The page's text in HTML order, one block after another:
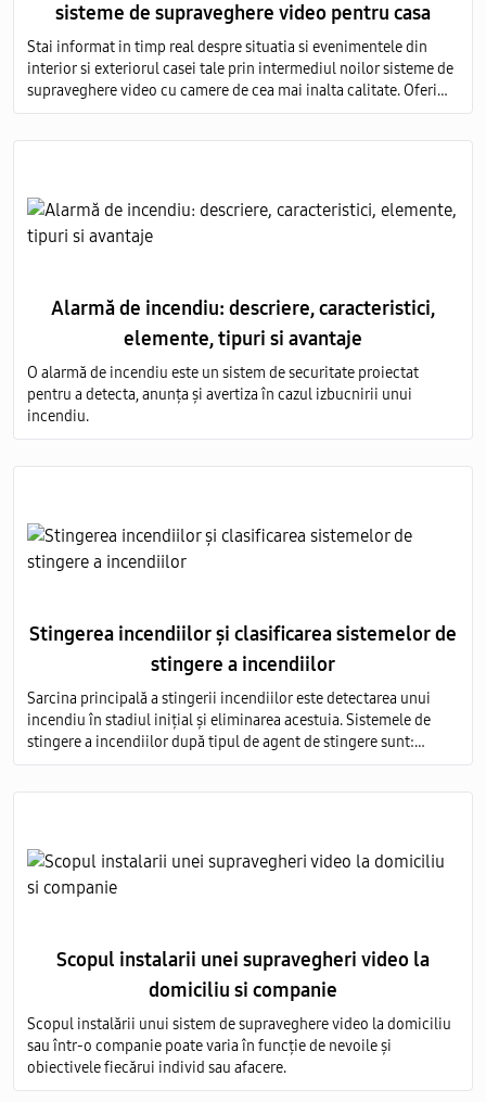
sisteme de supraveghere video pentru casa
Stai informat in timp real despre situatia si evenimentele din
interior si exteriorul casei tale prin intermediul noilor sisteme de
supraveghere video cu camere de cea mai inalta calitate. Oferim
servicii de vanzare si montare a echipamentelor de monitorizare
Alarmă de incendiu: descriere, caracteristici,
elemente, tipuri si avantaje
O alarmă de incendiu este un sistem de securitate proiectat
pentru a detecta, anunța și avertiza în cazul izbucnirii unui
incendiu.
Stingerea incendiilor și clasificarea sistemelor de
stingere a incendiilor
Sarcina principală a stingerii incendiilor este detectarea unui
incendiu în stadiul inițial și eliminarea acestuia. Sistemele de
stingere a incendiilor după tipul de agent de stingere sunt:
aerosoli; apă; pulbere; gaz; spumă.
Scopul instalarii unei supravegheri video la
domiciliu si companie
Scopul instalării unui sistem de supraveghere video la domiciliu
sau într-o companie poate varia în funcție de nevoile și
obiectivele fiecărui individ sau afacere.